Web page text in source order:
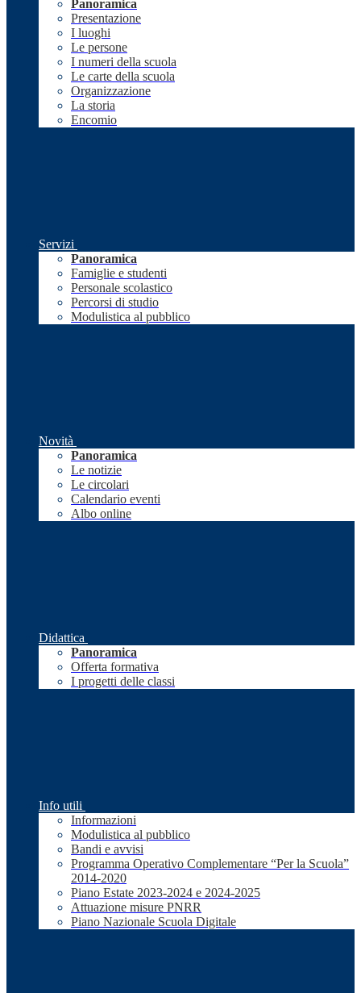
Panoramica
Presentazione
I luoghi
Le persone
I numeri della scuola
Le carte della scuola
Organizzazione
La storia
Encomio
Servizi
Panoramica
Famiglie e studenti
Personale scolastico
Percorsi di studio
Modulistica al pubblico
Novità
Panoramica
Le notizie
Le circolari
Calendario eventi
Albo online
Didattica
Panoramica
Offerta formativa
I progetti delle classi
Info utili
Informazioni
Modulistica al pubblico
Bandi e avvisi
Programma Operativo Complementare “Per la Scuola”
2014-2020
Piano Estate 2023-2024 e 2024-2025
Attuazione misure PNRR
Piano Nazionale Scuola Digitale